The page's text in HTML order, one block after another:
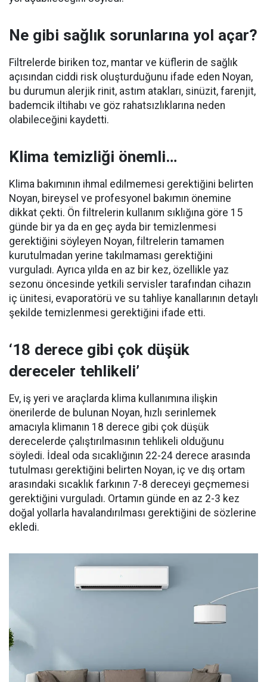
Ne gibi sağlık sorunlarına yol açar?
Filtrelerde biriken toz, mantar ve küflerin de sağlık
açısından ciddi risk oluşturduğunu ifade eden Noyan,
bu durumun alerjik rinit, astım atakları, sinüzit, farenjit,
bademcik iltihabı ve göz rahatsızlıklarına neden
olabileceğini kaydetti.
Klima temizliği önemli…
Klima bakımının ihmal edilmemesi gerektiğini belirten
Noyan, bireysel ve profesyonel bakımın önemine
dikkat çekti. Ön filtrelerin kullanım sıklığına göre 15
günde bir ya da en geç ayda bir temizlenmesi
gerektiğini söyleyen Noyan, filtrelerin tamamen
kurutulmadan yerine takılmaması gerektiğini
vurguladı. Ayrıca yılda en az bir kez, özellikle yaz
sezonu öncesinde yetkili servisler tarafından cihazın
iç ünitesi, evaporatörü ve su tahliye kanallarının detaylı
şekilde temizlenmesi gerektiğini ifade etti.
‘18 derece gibi çok düşük
dereceler tehlikeli’
Ev, iş yeri ve araçlarda klima kullanımına ilişkin
önerilerde de bulunan Noyan, hızlı serinlemek
amacıyla klimanın 18 derece gibi çok düşük
derecelerde çalıştırılmasının tehlikeli olduğunu
söyledi. İdeal oda sıcaklığının 22-24 derece arasında
tutulması gerektiğini belirten Noyan, iç ve dış ortam
arasındaki sıcaklık farkının 7-8 dereceyi geçmemesi
gerektiğini vurguladı. Ortamın günde en az 2-3 kez
doğal yollarla havalandırılması gerektiğini de sözlerine
ekledi.